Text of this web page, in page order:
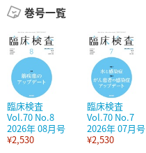
巻号一覧
臨床検査
Vol.70 No.8
2026年 08月号
¥2,530
臨床検査
Vol.70 No.7
2026年 07月号
¥2,530